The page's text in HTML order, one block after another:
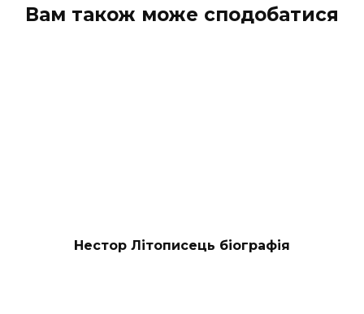
Вам також може сподобатися
Нестор Літописець біографія